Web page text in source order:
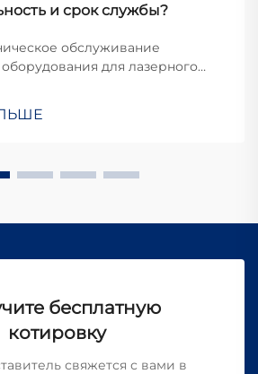
и срок службы?
обслуживание
для лазерного
службы оборудования в
бесплатную
котировку
свяжется с вами в